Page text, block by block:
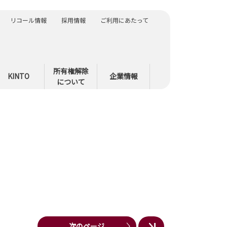
KINTO
所有権解除
について
企業情報
リコール情報 採用情報 ご利用にあたって